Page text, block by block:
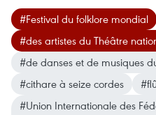
#Festival du folklore mondial
#des artistes du Théâtre
#de danses et de musiques
#cithare à seize cordes
#Union Internationale des